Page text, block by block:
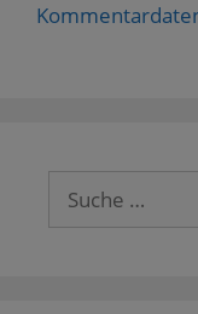
nach: